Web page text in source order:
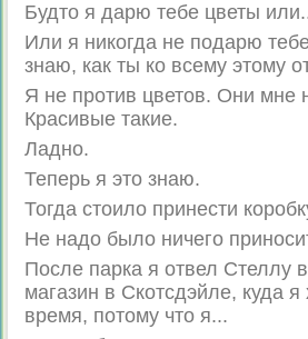
Будто я дарю тебе цветы
Или я никогда не подарю
знаю, как ты ко всему этому
Я не против цветов. Они мне
Красивые такие.
Ладно.
Теперь я это знаю.
Тогда стоило принести
Не надо было ничего
После парка я отвел Стеллу
магазин в Скотсдэйле, куда
время, потому что я...